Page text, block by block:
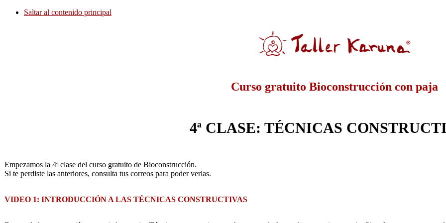
Saltar al contenido principal
Curso gratuito Bioconstrucción con paja
4ª CLASE: TÉCNICAS
Empezamos la 4ª clase del curso gratuito de Bioconstrucción.
Si te perdiste las anteriores, consulta tus correos para poder verlas.
VIDEO 1: INTRODUCCIÓN A LAS TÉCNICAS CONSTRUCTIVAS